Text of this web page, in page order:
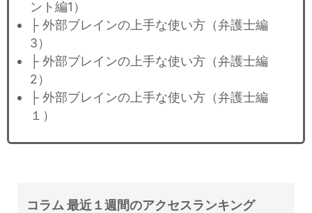
ント編1）
├ 外部ブレインの上手な使い方（弁護士編
3）
├ 外部ブレインの上手な使い方（弁護士編
2）
├ 外部ブレインの上手な使い方（弁護士編
１）
コラム 最近１週間のアクセスランキング